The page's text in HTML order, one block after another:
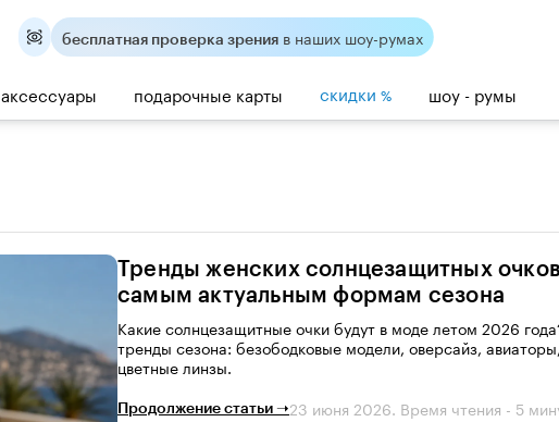
бесплатная проверка зрения в наших шоу-румах
аксессуары подарочные карты скидки % шоу - румы
Тренды женских солнцезащитных
самым актуальным формам сезона
Какие солнцезащитные очки будут в моде летом 2026
тренды сезона: безободковые модели, оверсайз,
цветные линзы.
Продолжение статьи ➝23 июня 2026. Время чтения - 5